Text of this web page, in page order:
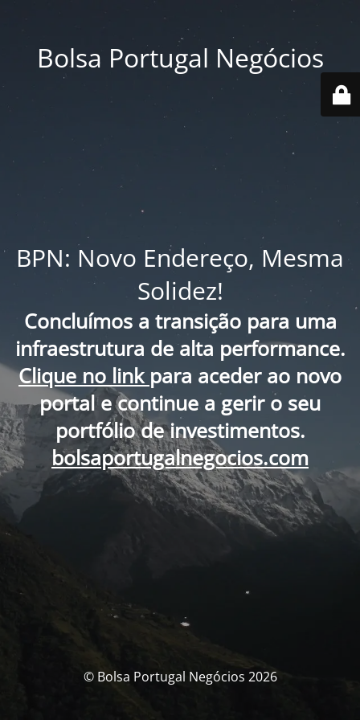
Bolsa Portugal Negócios
BPN: Novo Endereço, Mesma
Solidez!
Concluímos a transição para uma
infraestrutura de alta performance.
Clique no link para aceder ao novo
portal e continue a gerir o seu
portfólio de investimentos.
bolsaportugalnegocios.com
© Bolsa Portugal Negócios 2026